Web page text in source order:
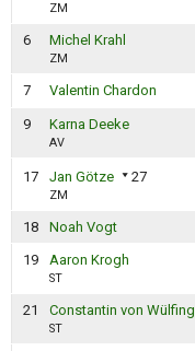
ZM
6 Michel Krahl
ZM
7 Valentin Chardon
9 Karna Deeke
AV
17 Jan Götze 27
ZM
18
Noah Vogt
19
Aaron Krogh
ST
21 Constantin von Wülfing
ST